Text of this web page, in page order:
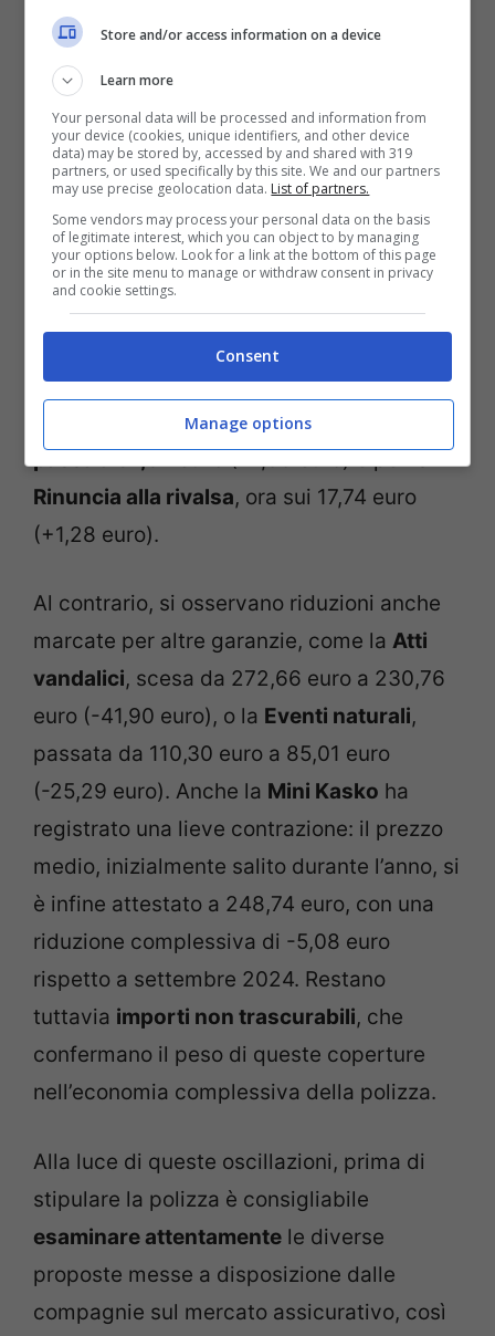
Tra le garanzie che hanno registrato gli
incrementi maggiori rientra la
un prezzo medio è salito da 58,89 euro a
66,42 euro nell’arco di un anno, per una
variazione di +7,53 euro. Piccoli aumenti si
rilevano anche per l’ Assistenza Stradale
passata da 27,20 euro a 29,22 euro, e per
la Bonus protetto, che sale da 31,88 euro a
33,93 euro.
Si registra una lievissima crescita anche
Infortuni del Conducente, che
passa a 37,62 euro(+1,55 euro) e per la
Rinuncia alla rivalsa, ora sui 17,74 euro
(+1,28 euro).
Al contrario, si osservano riduzioni anche
marcate per altre garanzie, come la Atti
vandalici, scesa da 272,66 euro a 230,76
euro (-41,90 euro), o la Eventi naturali,
passata da 110,30 euro a 85,01 euro
(-25,29 euro). Anche la Mini Kasko ha
registrato una lieve contrazione: il prezzo
medio, inizialmente salito durante l’anno, si
è infine attestato a 248,74 euro, con una
riduzione complessiva di -5,08 euro
rispetto a settembre 2024. Restano
tuttavia importi non trascurabili, che
confermano il peso di queste coperture
nell’economia complessiva della polizza.
Alla luce di queste oscillazioni, prima di
stipulare la polizza è consigliabile
esaminare attentamente le diverse
proposte messe a disposizione dalle
compagnie sul mercato assicurativo, così
Store and/or access information on a device
Learn more
Your personal data will be processed and information from
your device (cookies, unique identifiers, and other device
data) may be stored by, accessed by and shared with 319
partners, or used specifically by this site. We and our partners
may use precise geolocation data. List of partners.
Some vendors may process your personal data on the basis
of legitimate interest, which you can object to by managing
your options below. Look for a link at the bottom of this page
or in the site menu to manage or withdraw consent in privacy
and cookie settings.
Consent
Manage options